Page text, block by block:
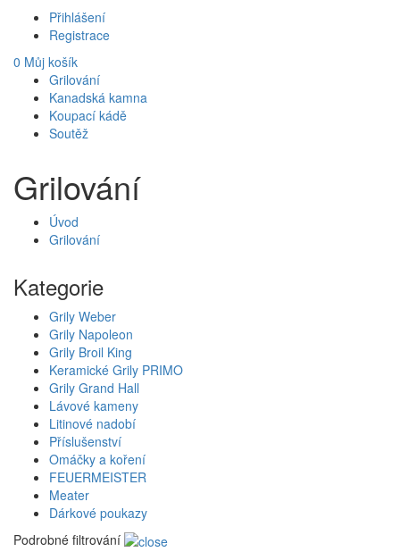
Přihlášení
Registrace
0 Můj košík
Grilování
Kanadská kamna
Koupací kádě
Soutěž
Grilování
Úvod
Grilování
Kategorie
Grily Weber
Grily Napoleon
Grily Broil King
Keramické Grily PRIMO
Grily Grand Hall
Lávové kameny
Litinové nadobí
Příslušenství
Omáčky a koření
FEUERMEISTER
Meater
Dárkové poukazy
Podrobné filtrování